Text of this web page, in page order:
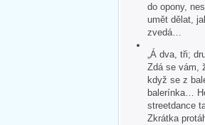
do opony,
umět dělat,
zvedá…
„Á dva, tři;
Zdá se vám,
když se z
balerínka…
streetdance
Zkrátka